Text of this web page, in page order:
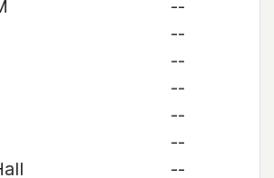
--
--
--
--
--
--
--